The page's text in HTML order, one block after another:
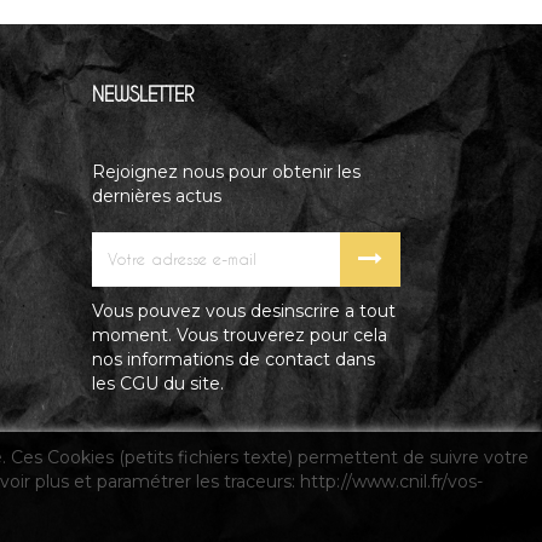
NEWSLETTER
Rejoignez nous pour obtenir les
dernières actus
Vous pouvez vous desinscrire a tout
moment. Vous trouverez pour cela
nos informations de contact dans
les CGU du site.
Ces Cookies (petits fichiers texte) permettent de suivre votre
plus et paramétrer les traceurs: http://www.cnil.fr/vos-